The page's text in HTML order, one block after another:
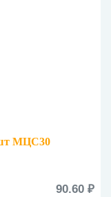
МЦС30
90.60 ₽